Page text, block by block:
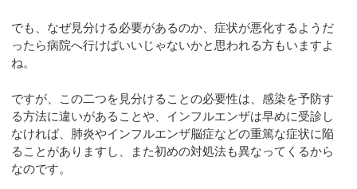
でも、なぜ見分ける必要があるのか、症状が悪化するようだ
ったら病院へ行けばいいじゃないかと思われる方もいますよ
ね。
ですが、この二つを見分けることの必要性は、感染を予防す
る方法に違いがあることや、インフルエンザは早めに受診し
なければ、肺炎やインフルエンザ脳症などの重篤な症状に陥
ることがありますし、また初めの対処法も異なってくるから
なのです。